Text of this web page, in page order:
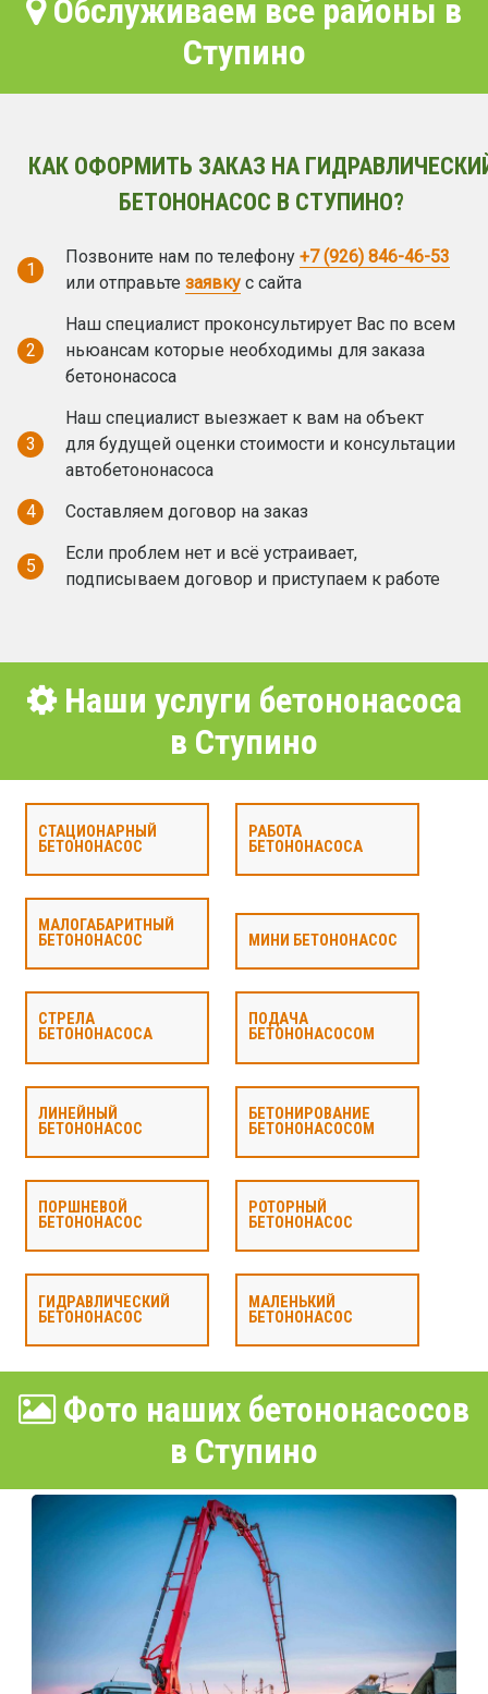
Обслуживаем все районы в
Ступино
КАК ОФОРМИТЬ ЗАКАЗ НА
БЕТОНОНАСОС В СТУПИНО?
1
Позвоните нам по телефону +7 (926) 846-46-53
или отправьте заявку с сайта
2
Наш специалист проконсультирует Вас по всем
ньюансам которые необходимы для заказа
бетононасоса
3
Наш специалист выезжает к вам на объект
для будущей оценки стоимости и консультации
автобетононасоса
4
Составляем договор на заказ
5
Если проблем нет и всё устраивает,
подписываем договор и приступаем к работе
Наши услуги бетононасоса
в Ступино
СТАЦИОНАРНЫЙ
БЕТОНОНАСОС
РАБОТА
БЕТОНОНАСОСА
МАЛОГАБАРИТНЫЙ
БЕТОНОНАСОС
МИНИ БЕТОНОНАСОС
СТРЕЛА
БЕТОНОНАСОСА
ПОДАЧА
БЕТОНОНАСОСОМ
ЛИНЕЙНЫЙ
БЕТОНОНАСОС
БЕТОНИРОВАНИЕ
БЕТОНОНАСОСОМ
ПОРШНЕВОЙ
БЕТОНОНАСОС
РОТОРНЫЙ
БЕТОНОНАСОС
ГИДРАВЛИЧЕСКИЙ
БЕТОНОНАСОС
МАЛЕНЬКИЙ
БЕТОНОНАСОС
Фото наших бетононасосов
в Ступино